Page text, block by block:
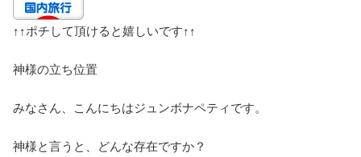
↑↑ポチして頂けると嬉しいです↑↑
神様の立ち位置
みなさん、こんにちはジュンボナペティです。
神様と言うと、どんな存在ですか？